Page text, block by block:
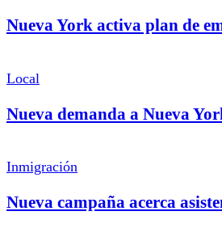
Nueva York activa plan de
Local
Nueva demanda a Nueva
Inmigración
Nueva campaña acerca